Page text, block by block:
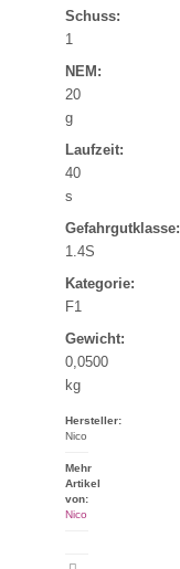
Schuss:
1
NEM:
20
g
Laufzeit:
40
s
Gefahrgutklasse:
1.4S
Kategorie:
F1
Gewicht:
0,0500
kg
Hersteller:
Nico
Mehr
Artikel
von:
Nico